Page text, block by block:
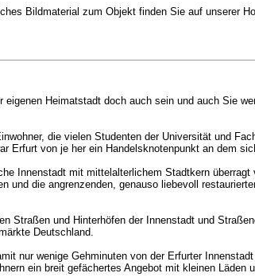
Bildmaterial zum Objekt finden Sie auf unserer
Heimatstadt doch auch sein und auch Sie
die vielen Studenten der Universität und
Erfurt von je her ein Handelsknotenpunkt an dem
Innenstadt mit mittelalterlichem Stadtkern
und die angrenzenden, genauso liebevoll
Straßen und Hinterhöfen der Innenstadt und
Deutschland.
nur wenige Gehminuten von der Erfurter
ein breit gefächertes Angebot mit kleinen Läden